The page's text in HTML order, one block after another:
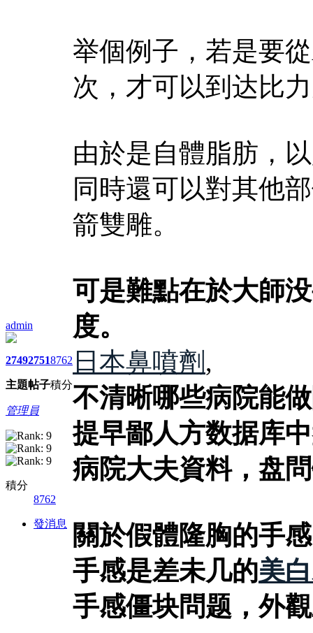
admin
2749
主題
2751
帖子
8762
積分
管理員
積分
8762
發消息
举個例子，若是要
次，才可以到达比
由於是自體脂肪，
同時還可以對其他
箭雙雕。
可是難點在於大師
度。
日本鼻噴劑 ,
不清晰哪些病院能
提早鄙人方数据库
病院大夫資料，盘
關於假體隆胸的手
手感是差未几的美
手感僵块問题，外